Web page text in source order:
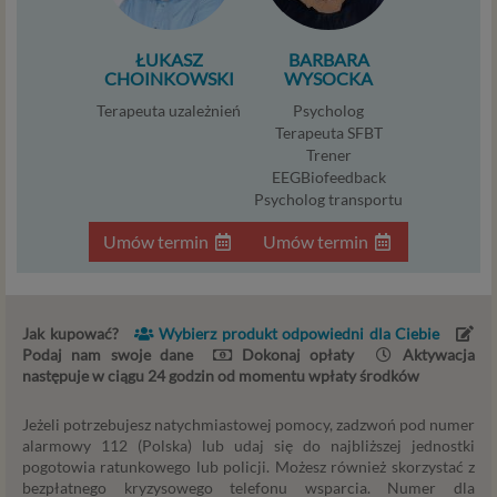
ŁUKASZ
CHOINKOWSKI
Terapeuta uzależnień
Umów termin
BARBARA
WYSOCKA
Psycholog
Terapeuta SFBT
Trener
EEGBiofeedback
Psycholog transportu
Umów termin
Jak kupować?
Wybierz produkt odpowiedni dla Ciebie
Podaj nam swoje dane
Dokonaj opłaty
Aktywacja
następuje w ciągu 24 godzin od momentu wpłaty środków
Jeżeli potrzebujesz natychmiastowej pomocy, zadzwoń pod numer
alarmowy 112 (Polska) lub udaj się do najbliższej jednostki
pogotowia ratunkowego lub policji. Możesz również skorzystać z
bezpłatnego kryzysowego telefonu wsparcia. Numer dla
Niezbędność przetwarzania do zawarcia lub
wykonania umowy, której jesteś stroną. Umowa to,
w naszym przypadku, regulamin serwisu i
informacje na stronach ofertowych danej usługi.
Jeśli zatem zawieramy z Tobą umowę o realizację
danej usługi, to możemy przetwarzać Twoje dane w
zakresie niezbędnym do realizacji tej umowy. W
przypadku, gdy zakładasz u nas konto, to umowa o
dostarczenie tego konta upoważnia nas do
przetwarzania danych niezbędnych do jego
w stanie zapewnić Ci usługi, a Ty nie mógłbyś z niej
korzystać.
Niezbędność przetwarzania do celów wynikających
przez administratora lub przez stronę trzecią. Ta
podstawa przetwarzania danych dotyczy
przypadków, gdy ich przetwarzanie jest